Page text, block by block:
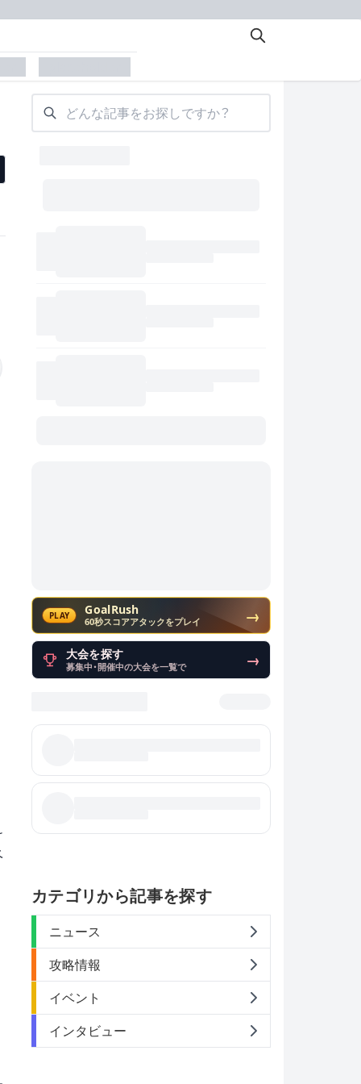
どんな記事をお探しですか？
PLAY GoalRush
60秒スコアアタックをプレイ →
大会を探す
募集中・開催中の大会を一覧で →
カテゴリから記事を探す
ニュース
攻略情報
イベント
インタビュー